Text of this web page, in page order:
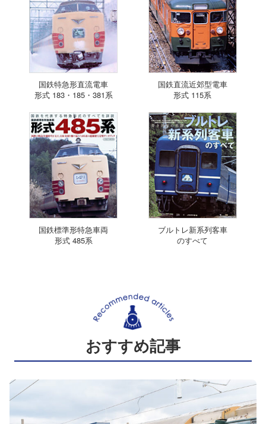
国鉄特急形直流電車
形式 183・185・381系
国鉄直流近郊型電車
形式 115系
国鉄標準形特急車両
形式 485系
ブルトレ新系列客車
のすべて
おすすめ記事